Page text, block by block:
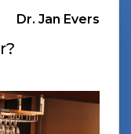
Dr. Jan Evers